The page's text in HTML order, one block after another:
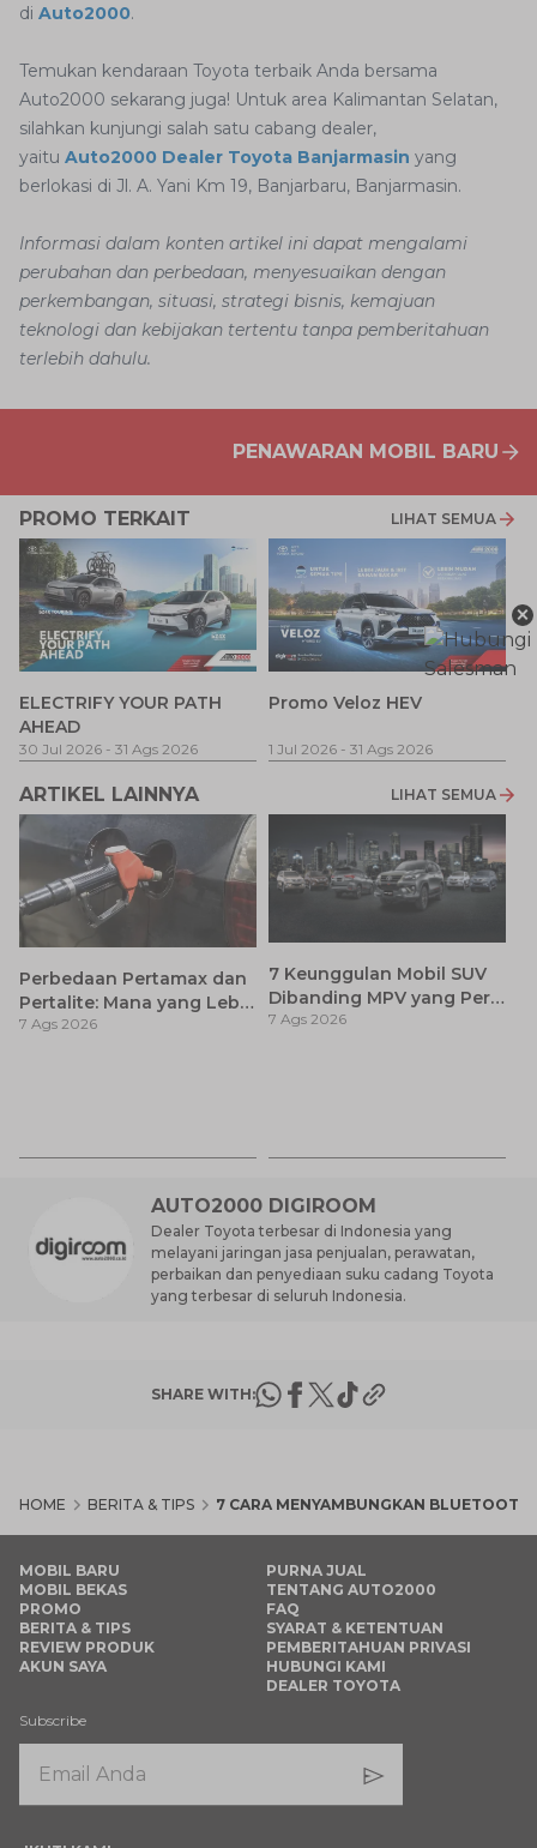
di Auto2000.
Temukan kendaraan Toyota terbaik Anda bersama
Auto2000 sekarang juga! Untuk area Kalimantan Selatan,
silahkan kunjungi salah satu cabang dealer,
yaitu Auto2000 Dealer Toyota Banjarmasin yang
berlokasi di Jl. A. Yani Km 19, Banjarbaru, Banjarmasin.
Informasi dalam konten artikel ini dapat mengalami
perubahan dan perbedaan, menyesuaikan dengan
perkembangan, situasi, strategi bisnis, kemajuan
teknologi dan kebijakan tertentu tanpa pemberitahuan
terlebih dahulu.
PENAWARAN MOBIL BARU
PROMO TERKAIT LIHAT SEMUA
ELECTRIFY YOUR PATH
AHEAD
30 Jul 2026 - 31 Ags 2026
Promo Veloz HEV
1 Jul 2026 - 31 Ags 2026
ARTIKEL LAINNYA LIHAT SEMUA
Perbedaan Pertamax dan
Pertalite: Mana yang Lebih
Baik untuk Mobil Toyota
7 Ags 2026
7 Keunggulan Mobil SUV
Dibanding MPV yang Perlu
Anda Ketahui
7 Ags 2026
AUTO2000 DIGIROOM
Dealer Toyota terbesar di Indonesia yang
melayani jaringan jasa penjualan, perawatan,
perbaikan dan penyediaan suku cadang Toyota
yang terbesar di seluruh Indonesia.
SHARE WITH:
HOME BERITA & TIPS 7 CARA MENYAMBUNGKAN
×
MOBIL BARU
MOBIL BEKAS
PROMO
BERITA & TIPS
REVIEW PRODUK
AKUN SAYA
PURNA JUAL
TENTANG AUTO2000
FAQ
SYARAT & KETENTUAN
PEMBERITAHUAN PRIVASI
HUBUNGI KAMI
DEALER TOYOTA
Subscribe